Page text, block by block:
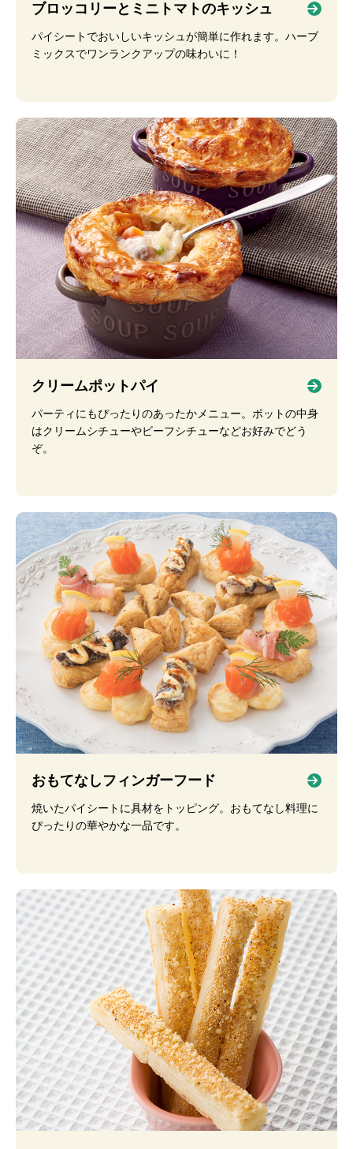
ブロッコリーとミニトマトのキッシュ
パイシートでおいしいキッシュが簡単に作れます。ハーブ
ミックスでワンランクアップの味わいに！
クリームポットパイ
パーティにもぴったりのあったかメニュー。ポットの中身
はクリームシチューやビーフシチューなどお好みでどう
ぞ。
おもてなしフィンガーフード
焼いたパイシートに具材をトッピング。おもてなし料理に
ぴったりの華やかな一品です。